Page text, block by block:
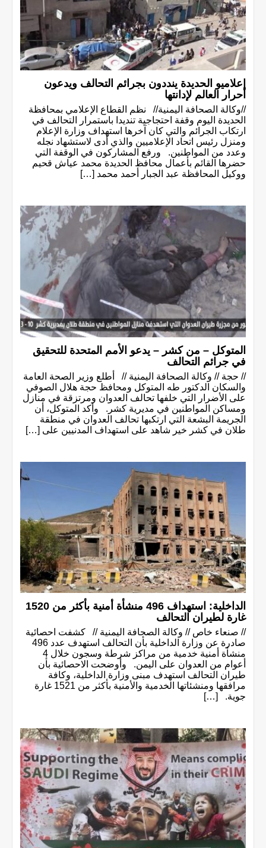
إعلاميو الحديدة ينددون بجرائم التحالف ويدعون
أحرار العالم لإدانتها
//وكالة الصحافة اليمنية// نظم القطاع الإعلامي بمحافظة
الحديدة اليوم وقفة احتجاجية تنديدا باستمرار التحالف في
ارتكاب الجرائم والتي كان آخرها استهداف وزارة الإعلام
ومنزل رئيس اتحاد الإعلاميين والذي أدى لاستشهاد نجله
وعدد من المواطنين. ورفع المشاركون في الوقفة التي
حضرها القائم بأعمال محافظ الحديدة محمد عياش قحيم
ووكيل المحافظة عبد الجبار أحمد محمد […]
المتوكل – من كشر – يدعو الأمم المتحدة للتحقيق
في جرائم التحالف
// حجة // وكالة الصحافة اليمنية // أطلع وزير الصحة العامة
والسكان الدكتور طه المتوكل ومحافظ حجة هلال الصوفي
على الأضرار التي خلفها تحالف العدوان ومرتزقة في منازل
ومساكن المواطنين في مديرية كشر. وأكد المتوكل، أن
الجريمة البشعة التي ارتكبها تحالف العدوان في منطقة
طلان في كشر خير شاهد على استهداف المدنيين على […]
الداخلية: استهداف 496 منشأة أمنية بأكثر من 1520
غارة لطيران التحالف
// صنعاء خاص // وكالة الصحافة اليمنية // كشفت احصائية
صادرة عن وزارة الداخلية بأن التحالف استهدف عدد 496
منشأة أمنية خدمية من مراكز شرطة وسجون خلال 4
أعوام من العدوان على اليمن. وأوضحت الاحصائية بأن
طيران التحالف استهدف مبنى وزارة الداخلية، وكافة
مرافقها ومنشئاتها الخدمية والأمنية بأكثر من 1521 غارة
جوية. […]